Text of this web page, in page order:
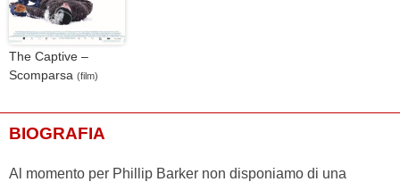
The Captive –
Scomparsa (film)
BIOGRAFIA
Al momento per Phillip Barker non disponiamo di una